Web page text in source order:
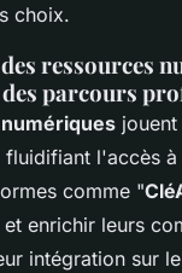
choix.
ressources
parcours
numériques
fluidifiant l'accès
comme "
enrichir leurs
intégration sur